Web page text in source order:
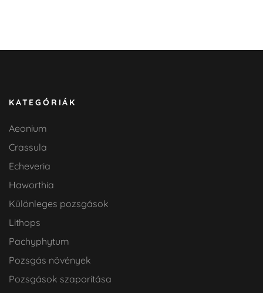
KATEGÓRIÁK
Aeonium
Crassula
Echeveria
Haworthia
Különleges pozsgások
Lithops
Pachyphytum
Pozsgás növények
Pozsgások szaporítása